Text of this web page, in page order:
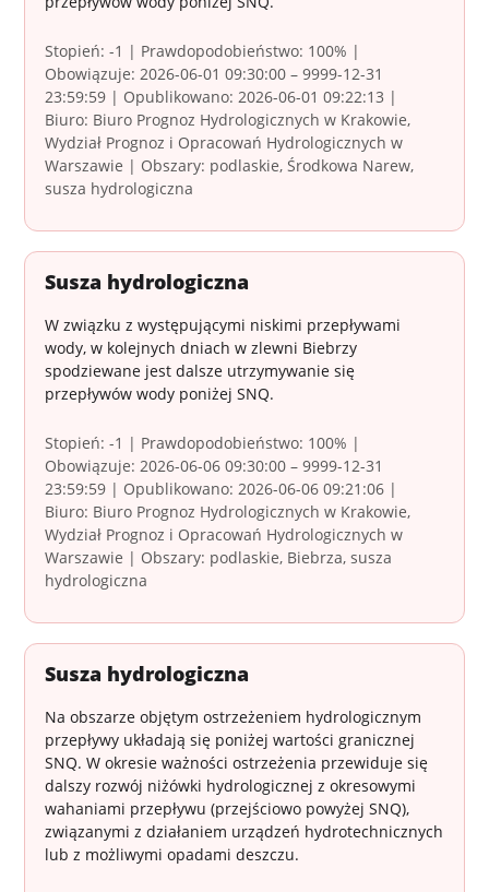
Stopień: -1 | Prawdopodobieństwo: 100% |
Obowiązuje: 2026-06-01 09:30:00 – 9999-12-31
23:59:59 | Opublikowano: 2026-06-01 09:22:13 |
Biuro: Biuro Prognoz Hydrologicznych w Krakowie,
Wydział Prognoz i Opracowań Hydrologicznych w
Warszawie | Obszary: podlaskie, Środkowa Narew,
susza hydrologiczna
Susza hydrologiczna
W związku z występującymi niskimi przepływami
wody, w kolejnych dniach w zlewni Biebrzy
spodziewane jest dalsze utrzymywanie się
przepływów wody poniżej SNQ.
Stopień: -1 | Prawdopodobieństwo: 100% |
Obowiązuje: 2026-06-06 09:30:00 – 9999-12-31
23:59:59 | Opublikowano: 2026-06-06 09:21:06 |
Biuro: Biuro Prognoz Hydrologicznych w Krakowie,
Wydział Prognoz i Opracowań Hydrologicznych w
Warszawie | Obszary: podlaskie, Biebrza, susza
hydrologiczna
Susza hydrologiczna
Na obszarze objętym ostrzeżeniem hydrologicznym
przepływy układają się poniżej wartości granicznej
SNQ. W okresie ważności ostrzeżenia przewiduje się
dalszy rozwój niżówki hydrologicznej z okresowymi
wahaniami przepływu (przejściowo powyżej SNQ),
związanymi z działaniem urządzeń hydrotechnicznych
lub z możliwymi opadami deszczu.